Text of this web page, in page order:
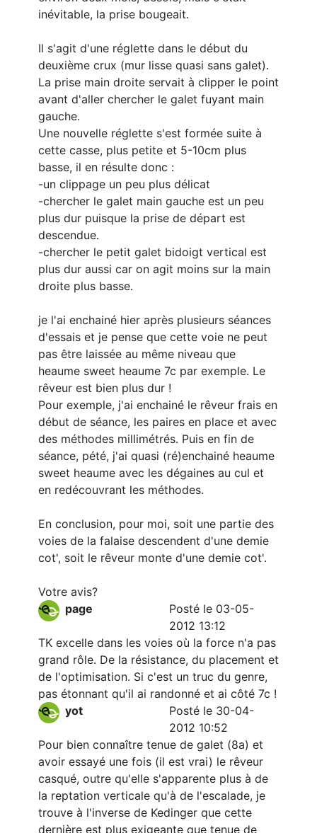
inévitable, la prise bougeait.
Il s'agit d'une réglette dans le début du
deuxième crux (mur lisse quasi sans galet).
La prise main droite servait à clipper le point
avant d'aller chercher le galet fuyant main
gauche.
Une nouvelle réglette s'est formée suite à
cette casse, plus petite et 5-10cm plus
basse, il en résulte donc :
-un clippage un peu plus délicat
-chercher le galet main gauche est un peu
plus dur puisque la prise de départ est
descendue.
-chercher le petit galet bidoigt vertical est
plus dur aussi car on agit moins sur la main
droite plus basse.
je l'ai enchainé hier après plusieurs séances
d'essais et je pense que cette voie ne peut
pas être laissée au même niveau que
heaume sweet heaume 7c par exemple. Le
rêveur est bien plus dur !
Pour exemple, j'ai enchainé le rêveur frais en
début de séance, les paires en place et avec
des méthodes millimétrés. Puis en fin de
séance, pété, j'ai quasi (ré)enchainé heaume
sweet heaume avec les dégaines au cul et
en redécouvrant les méthodes.
En conclusion, pour moi, soit une partie des
voies de la falaise descendent d'une demie
cot', soit le rêveur monte d'une demie cot'.
Votre avis?
page
Posté le 03-05-
2012 13:12
TK excelle dans les voies où la force n'a pas
grand rôle. De la résistance, du placement et
de l'optimisation. Si c'est un truc du genre,
pas étonnant qu'il ai randonné et ai côté 7c !
yot
Posté le 30-04-
2012 10:52
Pour bien connaître tenue de galet (8a) et
avoir essayé une fois (il est vrai) le rêveur
casqué, outre qu'elle s'apparente plus à de
la reptation verticale qu'à de l'escalade, je
trouve à l'inverse de Kedinger que cette
dernière est plus exigeante que tenue de